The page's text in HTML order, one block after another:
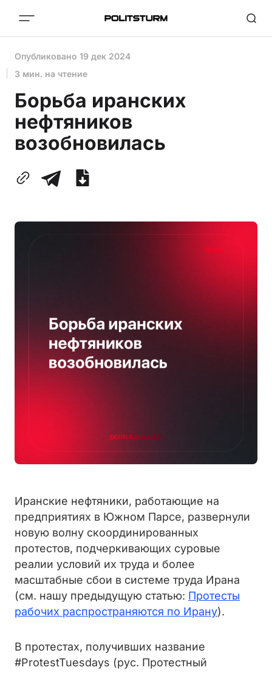
Опубликовано 19 дек 2024
3 мин. на чтение
Борьба иранских
нефтяников
возобновилась
Иранские нефтяники, работающие на
предприятиях в Южном Парсе, развернули
новую волну скоординированных
протестов, подчеркивающих суровые
реалии условий их труда и более
масштабные сбои в системе труда Ирана
(см. нашу предыдущую статью: Протесты
рабочих распространяются по Ирану).
В протестах, получивших название
#ProtestTuesdays (рус. Протестный